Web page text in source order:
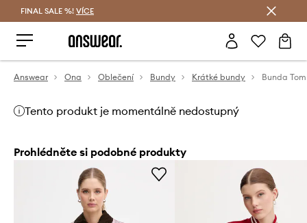
FINAL SALE %! VÍCE
Answear Ona Oblečení Bundy Krátké bundy Bunda
Tento produkt je momentálně nedostupný
Prohlédněte si podobné produkty